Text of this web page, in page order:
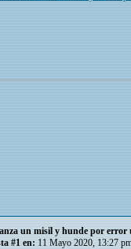
un misil y hunde por error
#1 en: 11 Mayo 2020, 13:27